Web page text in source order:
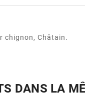
chignon, Châtain.
DANS LA